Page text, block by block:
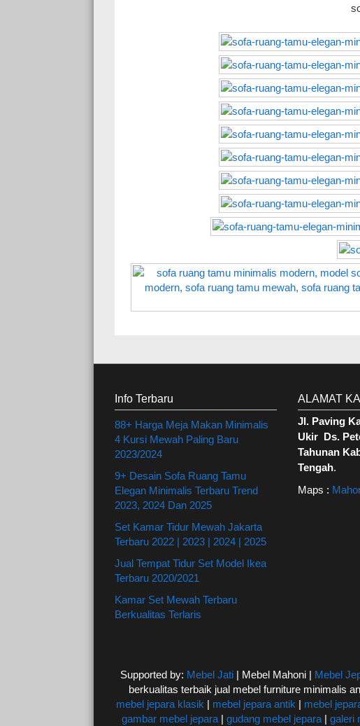
Info Terbaru
88+ Harga Meja Makan Minimalis
4 Kursi Mewah Paling Baru
2023/2024
9+ Desain Sofa Ruang Tamu
Elegan Minimalis Terbaru Trend
2023, 2024 Dan 2025
Set Kamar Tidur Mewah Jakarta
Terbaru 2022 | 2023 | 2024 | 2025
Jual Tempat Tidur Set Model Ikea
Terbaru 2020/2021
Kamar Set Mewah Terbaru
Berkualitas Terlaris
ALAMAT
Jl. Paving
Ukir Ds.
Tahunan
Tengah.
Maps :
Supported by: Mebel Jati| Mebel Mahoni | Mebel
berkualitas terbaik jual mebel furniture minimalis
mebel jepara klasik | mebel jepara antik | mebel
gambar mebel jepara | gudang mebel jepara | galeri